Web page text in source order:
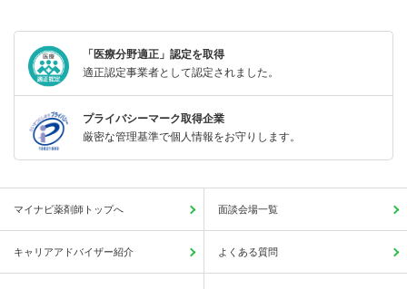
「医療分野適正」認定を取得
適正認定事業者として認定されました。
プライバシーマーク取得企業
厳密な管理基準で個人情報をお守りします。
マイナビ薬剤師トップへ 面談会場一覧
キャリアアドバイザー紹介 よくある質問